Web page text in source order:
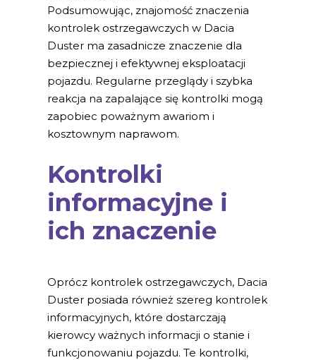
Podsumowując, znajomość znaczenia
kontrolek ostrzegawczych w Dacia
Duster ma zasadnicze znaczenie dla
bezpiecznej i efektywnej eksploatacji
pojazdu. Regularne przeglądy i szybka
reakcja na zapalające się kontrolki mogą
zapobiec poważnym awariom i
kosztownym naprawom.
Kontrolki
informacyjne i
ich znaczenie
Oprócz kontrolek ostrzegawczych, Dacia
Duster posiada również szereg kontrolek
informacyjnych, które dostarczają
kierowcy ważnych informacji o stanie i
funkcjonowaniu pojazdu. Te kontrolki,